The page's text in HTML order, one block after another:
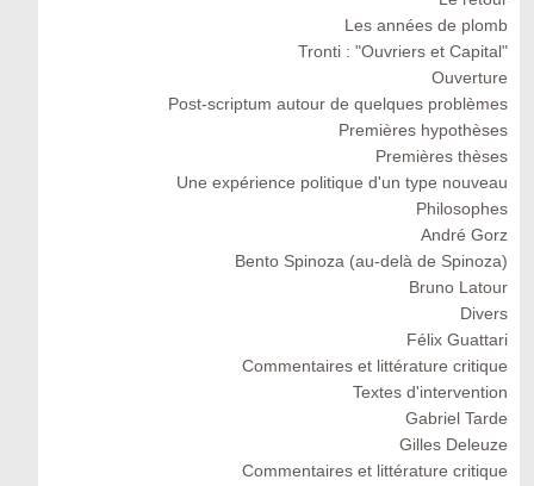
Les années de plomb
Tronti : "Ouvriers et Capital"
Ouverture
Post-scriptum autour de quelques problèmes
Premières hypothèses
Premières thèses
Une expérience politique d'un type nouveau
Philosophes
André Gorz
Bento Spinoza (au-delà de Spinoza)
Bruno Latour
Divers
Félix Guattari
Commentaires et littérature critique
Textes d'intervention
Gabriel Tarde
Gilles Deleuze
Commentaires et littérature critique